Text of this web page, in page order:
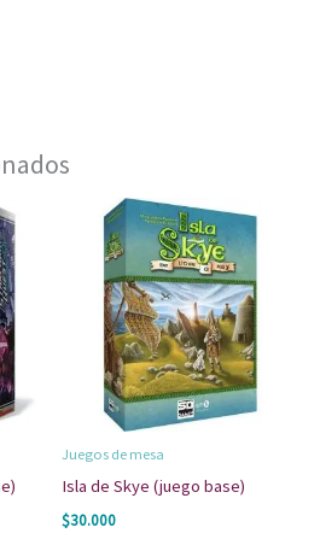
Juegos de mesa
Isla de Skye (juego base)
$30.000